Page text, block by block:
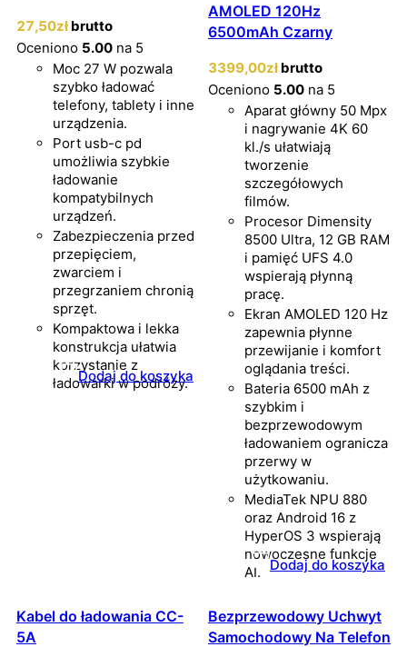
27,50zł brutto
Oceniono 5.00 na 5
Moc 27 W pozwala
szybko ładować
telefony, tablety i inne
urządzenia.
Port usb-c pd
umożliwia szybkie
ładowanie
kompatybilnych
urządzeń.
Zabezpieczenia przed
przepięciem,
zwarciem i
przegrzaniem chronią
sprzęt.
Kompaktowa i lekka
konstrukcja ułatwia
korzystanie z
ładowarki w podróży.
Dodaj do koszyka
AMOLED 120Hz
6500mAh Czarny
3399,00zł brutto
Oceniono 5.00 na 5
Aparat główny 50 Mpx
i nagrywanie 4K 60
kl./s ułatwiają
tworzenie
szczegółowych
filmów.
Procesor Dimensity
8500 Ultra, 12 GB RAM
i pamięć UFS 4.0
wspierają płynną
pracę.
Ekran AMOLED 120 Hz
zapewnia płynne
przewijanie i komfort
oglądania treści.
Bateria 6500 mAh z
szybkim i
bezprzewodowym
ładowaniem ogranicza
przerwy w
użytkowaniu.
MediaTek NPU 880
oraz Android 16 z
HyperOS 3 wspierają
nowoczesne funkcje
AI.
Dodaj do koszyka
Kabel do ładowania CC-
5A
Bezprzewodowy Uchwyt
Samochodowy Na Telefon